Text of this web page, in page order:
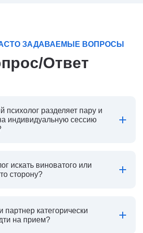
ЗАДАВАЕМЫЕ ВОПРОСЫ
Ответ
разделяет пару и
индивидуальную сессию
искать виноватого или
сторону?
партнер категорически
на прием?